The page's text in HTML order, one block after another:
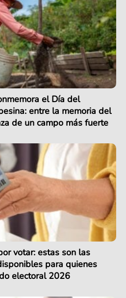
el Día del
entre la memoria del
de un campo más fuerte
votar: estas son las
para quienes
electoral 2026